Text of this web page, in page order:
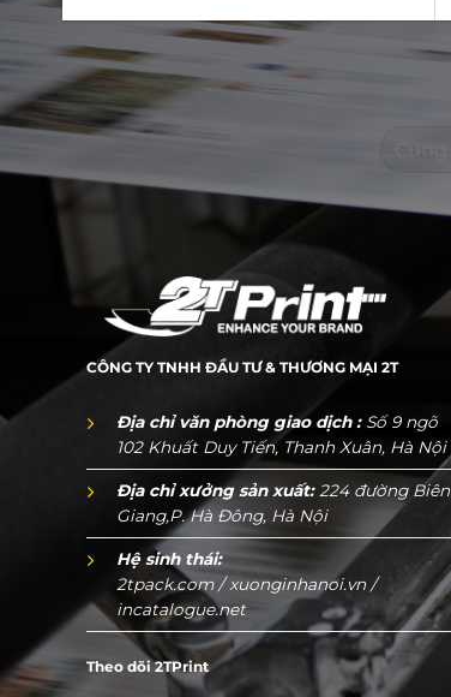
CÔNG TY TNHH ĐẦU TƯ & THƯƠNG MẠI 2T
Địa chỉ văn phòng giao dịch :Số 9 ngõ
102 Khuất Duy Tiến, Thanh Xuân, Hà Nội
Địa chỉ xưởng sản xuất:224 đường Biên
Giang,P. Hà Đông, Hà Nội
Hệ sinh thái:
2tpack.com /xuonginhanoi.vn /
incatalogue.net
Theo dõi 2TPrint